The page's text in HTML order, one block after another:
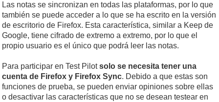
Las notas se sincronizan en todas las plataformas, por lo que
también se puede acceder a lo que se ha escrito en la versión
de escritorio de Firefox. Esta característica, similar a Keep de
Google, tiene cifrado de extremo a extremo, por lo que el
propio usuario es el único que podrá leer las notas.
Para participar en Test Pilotsolo se necesita tener una
cuenta de Firefox y Firefox Sync. Debido a que estas son
funciones de prueba, se pueden enviar opiniones sobre ellas
o desactivar las características que no se desean testear en